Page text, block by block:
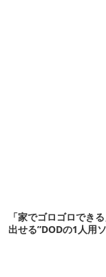
「家でゴロゴロでき
出せる”DODの1人用